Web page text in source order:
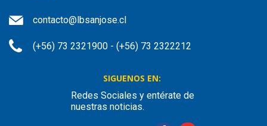
contacto@lbsanjose.cl
(+56) 73 2321900 - (+56) 73 2322212
SIGUENOS EN:
Redes Sociales y entérate de
nuestras noticias.